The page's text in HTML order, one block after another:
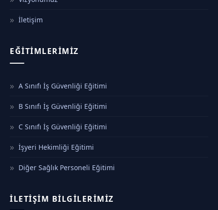
İletişim
EĞITIMLERIMIZ
A Sınıfı İş Güvenliği Eğitimi
B Sınıfı İş Güvenliği Eğitimi
C Sınıfı İş Güvenliği Eğitimi
İşyeri Hekimliği Eğitimi
Diğer Sağlık Personeli Eğitimi
İLETIŞIM BILGILERIMIZ